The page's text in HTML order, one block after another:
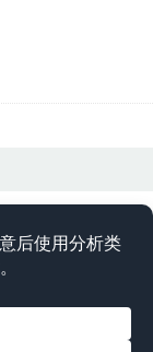
20, 2019
to